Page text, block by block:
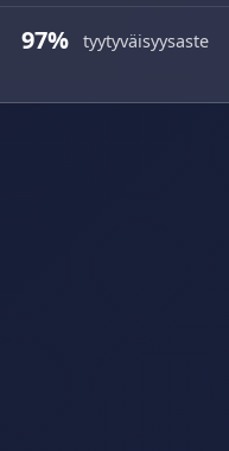
97% tyytyväisyysaste